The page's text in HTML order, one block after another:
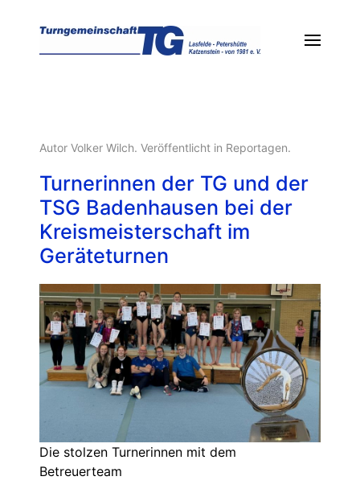
Autor Volker Wilch. Veröffentlicht in Reportagen.
Turnerinnen der TG und der
TSG Badenhausen bei der
Kreismeisterschaft im
Geräteturnen
Die stolzen Turnerinnen mit dem
Betreuerteam